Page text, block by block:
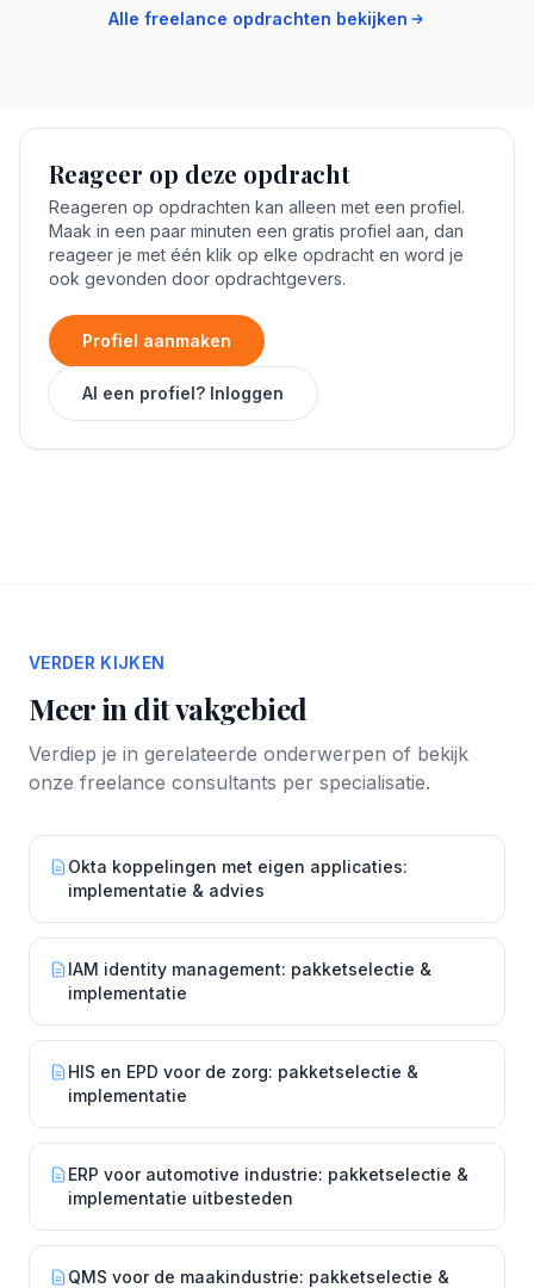
Alle freelance opdrachten bekijken
Reageer op deze opdracht
Reageren op opdrachten kan alleen met een profiel.
Maak in een paar minuten een gratis profiel aan, dan
reageer je met één klik op elke opdracht en word je
ook gevonden door opdrachtgevers.
Profiel aanmaken
Al een profiel? Inloggen
VERDER KIJKEN
Meer in dit vakgebied
Verdiep je in gerelateerde onderwerpen of bekijk
onze freelance consultants per specialisatie.
Okta koppelingen met eigen applicaties:
implementatie & advies
IAM identity management: pakketselectie &
implementatie
HIS en EPD voor de zorg: pakketselectie &
implementatie
ERP voor automotive industrie: pakketselectie &
implementatie uitbesteden
QMS voor de maakindustrie: pakketselectie &